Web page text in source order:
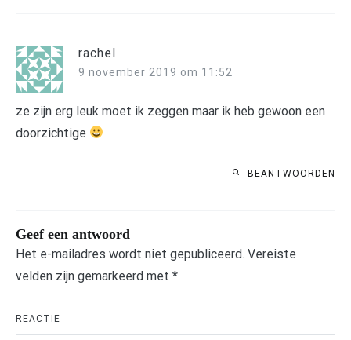
rachel
9 november 2019 om 11:52
ze zijn erg leuk moet ik zeggen maar ik heb gewoon een
doorzichtige
BEANTWOORDEN
Geef een antwoord
Het e-mailadres wordt niet gepubliceerd. Vereiste
velden zijn gemarkeerd met *
REACTIE